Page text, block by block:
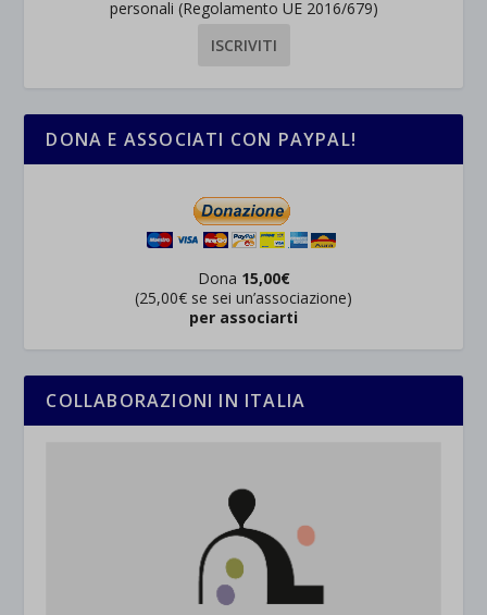
personali (Regolamento UE 2016/679)
DONA E ASSOCIATI CON PAYPAL!
Dona 15,00€
(25,00€ se sei un’associazione)
per associarti
COLLABORAZIONI IN ITALIA